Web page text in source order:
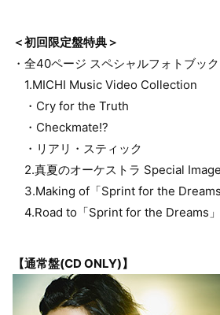
＜初回限定盤特典＞
・全40ページ スペシャルフォトブッ
1.MICHI Music Video Collection
・Cry for the Truth
・Checkmate!?
・リアリ・スティック
2.真夏のオーケストラ Special
3.Making of「Sprint for the Dreams
4.Road to「Sprint for the Dreams」
【通常盤(CD ONLY)】